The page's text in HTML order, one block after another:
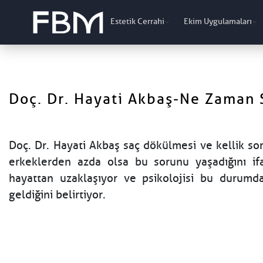
Estetik Cerrahi Ekim Uygulamaları
Doç. Dr. Hayati Akbaş-Ne Zaman
Doç. Dr. Hayati Akbaş saç dökülmesi ve kellik
erkeklerden azda olsa bu sorunu yaşadığını
hayattan uzaklaşıyor ve psikolojisi bu
geldiğini belirtiyor.